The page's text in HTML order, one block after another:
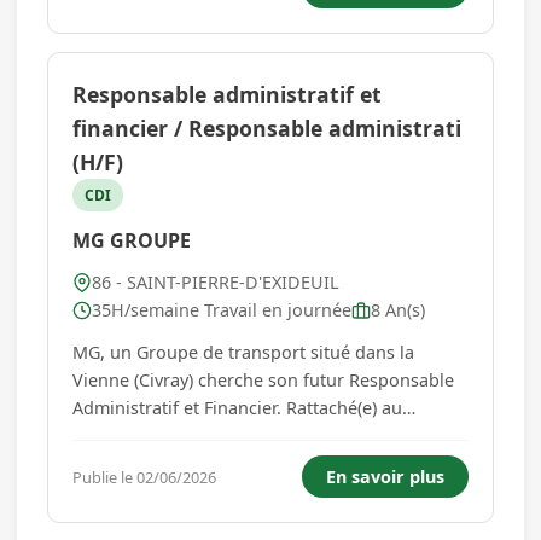
Responsable administratif et
financier / Responsable administrati
(H/F)
CDI
MG GROUPE
86 - SAINT-PIERRE-D'EXIDEUIL
35H/semaine Travail en journée
8 An(s)
MG, un Groupe de transport situé dans la
Vienne (Civray) cherche son futur Responsable
Administratif et Financier. Rattaché(e) au
garant de la bonne gestion administrative et
financière du Groupe constitué de 6 sociétés
(centres de profit) et un v...
Publie le 02/06/2026 En savoir plus